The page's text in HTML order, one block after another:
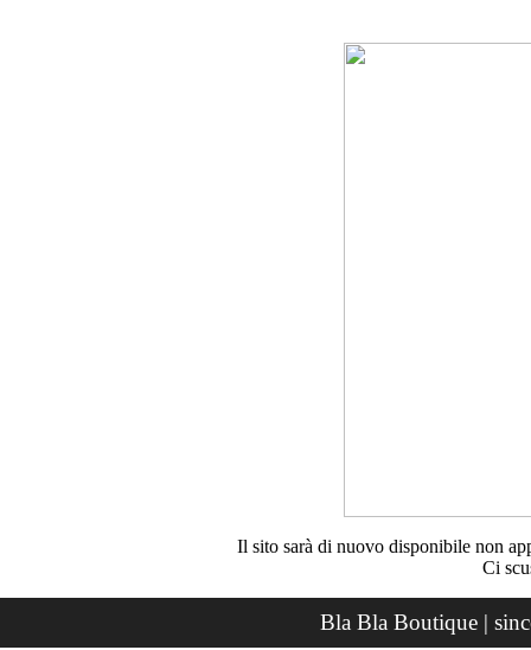
Il sito sarà di nuovo disponibile non
Ci
Bla Bla Boutique |